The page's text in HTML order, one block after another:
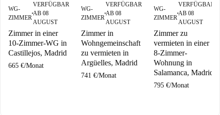
WG-
ZIMMER
■
VERFÜGBAR
AB 08
AUGUST
Zimmer in einer
10-Zimmer-WG in
Castillejos, Madrid
665 €/Monat
WG-
ZIMMER
■
VERFÜGBAR
AB 08
AUGUST
Zimmer in
Wohngemeinschaft
zu vermieten in
Argüelles, Madrid
741 €/Monat
WG-
ZIMMER
■
VERFÜGBAR
AB 08
AUGUST
Zimmer zu
vermieten in einer
8-Zimmer-
Wohnung in
Salamanca, Madrid
795 €/Monat